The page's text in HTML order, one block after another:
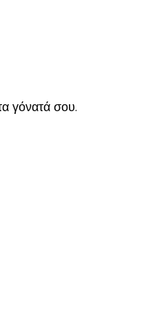
γόνατά σου.